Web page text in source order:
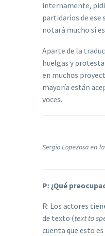
internamente,
partidarios de ese
notará mucho si
Aparte de la
huelgas y
en muchos
mayoría están
voces.
Sergio Lopezosa en
P: ¿Qué
R: Los actores
de texto (text to
cuenta que esto